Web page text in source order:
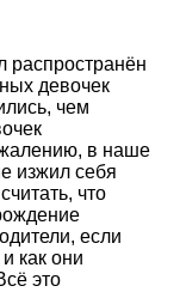
распространён
девочек
чем
в наше
изжил себя
что
если
как они
это